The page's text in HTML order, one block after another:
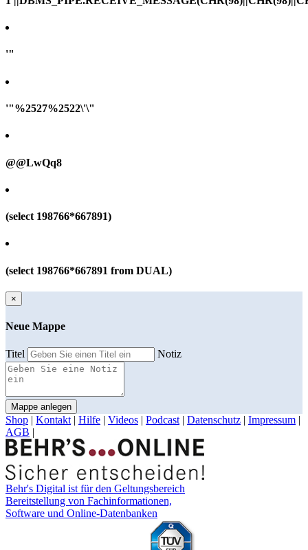
'"
'"%2527%2522\'\"
@@LwQq8
(select 198766*667891)
(select 198766*667891 from DUAL)
×
Neue Mappe
Titel Notiz
Mappe anlegen
Shop | Kontakt | Hilfe | Videos | Podcast | Datenschutz | Impressum |
AGB |
Behr's Digital ist für den Geltungsbereich
Bereitstellung von Fachinformationen,
Software und Online-Datenbanken